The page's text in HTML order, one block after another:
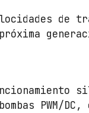
de
PWM/